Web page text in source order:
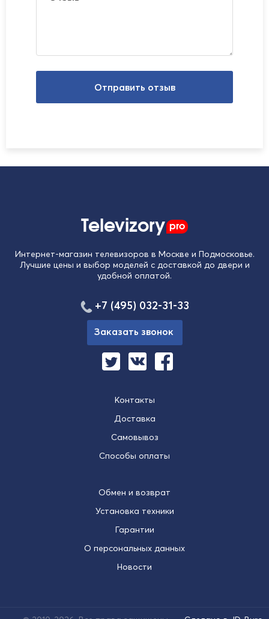
Отправить отзыв
Televizory pro
Интернет-магазин телевизоров в Москве и Подмосковье.
Лучшие цены и выбор моделей с доставкой до двери и
удобной оплатой.
Контакты
Доставка
Самовывоз
Способы оплаты
Обмен и возврат
Установка техники
Гарантии
О персональных данных
Новости
+7 (495) 032-31-33
Заказать звонок